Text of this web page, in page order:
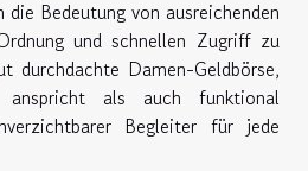
Bedeutung von ausreichenden
und schnellen Zugriff zu
durchdachte Damen-Geldbörse,
als auch funktional
Begleiter für jede